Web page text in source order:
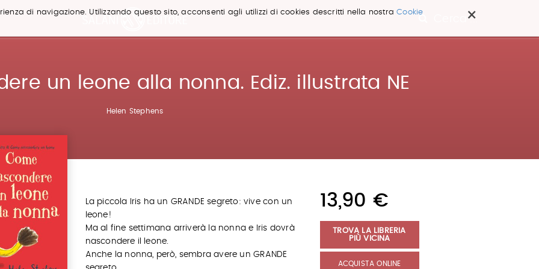
×
di navigazione. Utilizzando questo sito, acconsenti agli utilizzi di cookies descritti nella nostraCookie
Cerca ...
un leone alla nonna. Ediz. illustrata NE
Helen Stephens
La piccola Iris ha un GRANDE segreto: vive con un
leone!
Ma al fine settimana arriverà la nonna e Iris dovrà
nascondere il leone.
Anche la nonna, però, sembra avere un GRANDE
13,90 €
TROVA LA LIBRERIA
PIÙ VICINA
ACQUISTA ONLINE